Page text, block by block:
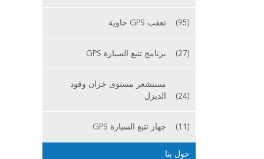
تعقب GPS حاوية (95)
برنامج تتبع السيارة GPS (27)
مستشعر مستوى خزان وقود
الديزل
(24)
جهاز تتبع السيارة GPS (11)
حول بنا